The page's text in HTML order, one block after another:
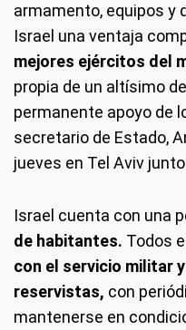
armamento, equipos y
Israel una ventaja
mejores ejércitos del
propia de un altísimo
permanente apoyo de
secretario de Estado,
jueves en Tel Aviv
Israel cuenta con una
de habitantes. Todos
con el servicio militar
reservistas, con
mantenerse en